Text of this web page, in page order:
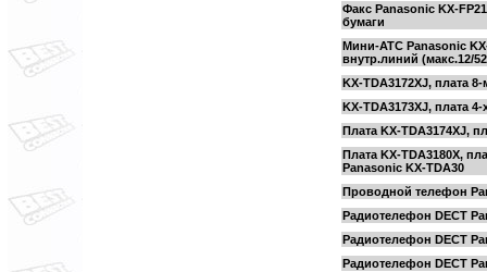
Факс Panasonic KX-
бумаги
Мини-АТС Panasonic
внутр.линий (макс.12/
KX-TDA3172XJ, плата
KX-TDA3173XJ, плата
Плата KX-TDA3174XJ,
Плата KX-TDA3180X,
Panasonic KX-TDA30
Проводной телефон
Радиотелефон DECT
Радиотелефон DECT
Радиотелефон DECT